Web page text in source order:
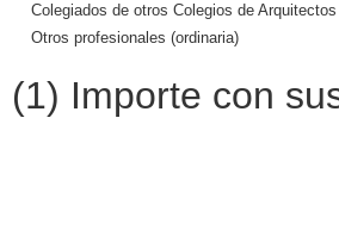
Colegiados de otros Colegios de Arquitectos
Otros profesionales (ordinaria)
(1) Importe con